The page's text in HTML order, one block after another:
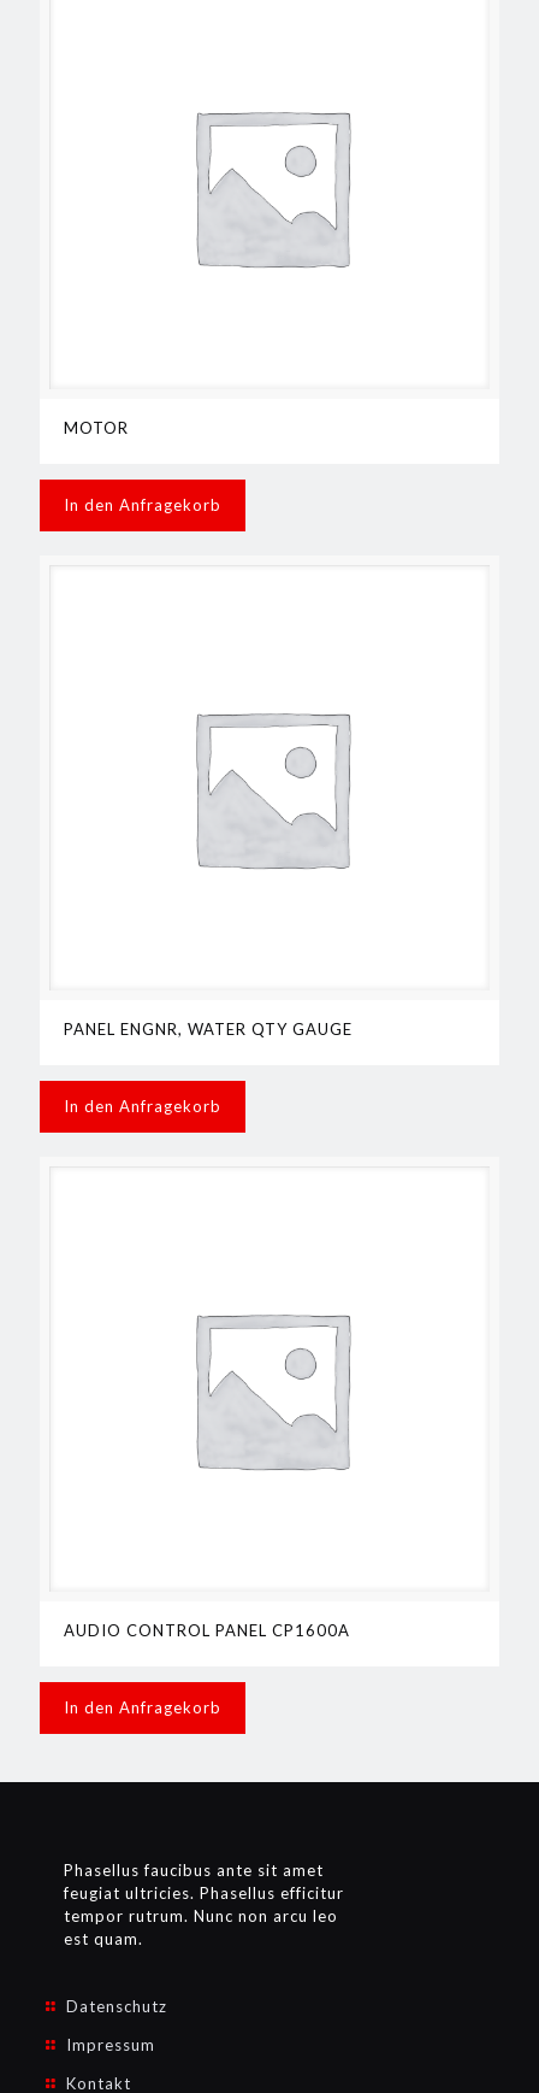
MOTOR
In den Anfragekorb
PANEL ENGNR, WATER QTY GAUGE
In den Anfragekorb
AUDIO CONTROL PANEL CP1600A
In den Anfragekorb
Phasellus faucibus ante sit amet
feugiat ultricies. Phasellus efficitur
tempor rutrum. Nunc non arcu leo
est quam.
Datenschutz
Impressum
Kontakt